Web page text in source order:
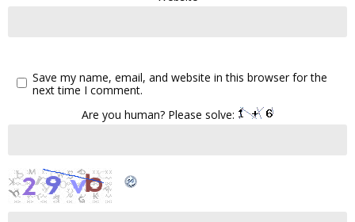
Save my name, email, and website in this browser for the
next time I comment.
Are you human? Please solve: